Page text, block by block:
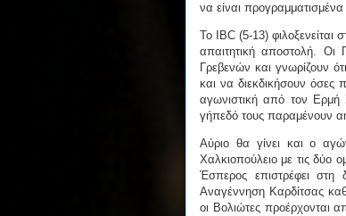
να είναι
Το IBC (5-13)
απαιτητική αποστολή. Οι
Γρεβενών και γνωρίζουν
και να διεκδικήσουν όσες
αγωνιστική από τον
γήπεδό τους παραμένουν
Αύριο θα γίνει και ο
Χαλκιοπούλειο με τις δύο
Έσπερος επιστρέφει
Αναγέννηση Καρδίτσας
οι Βολιώτες προέρχονται